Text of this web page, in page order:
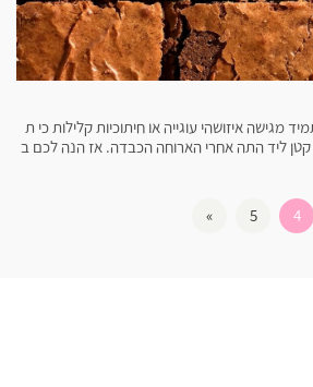
מגישה איזושהי עוגייה או חיתוכיות קלילות כי ת
קטן ליד התה אחרי הארוחה הכבדה. אז הנה לכם ב
4
5
»